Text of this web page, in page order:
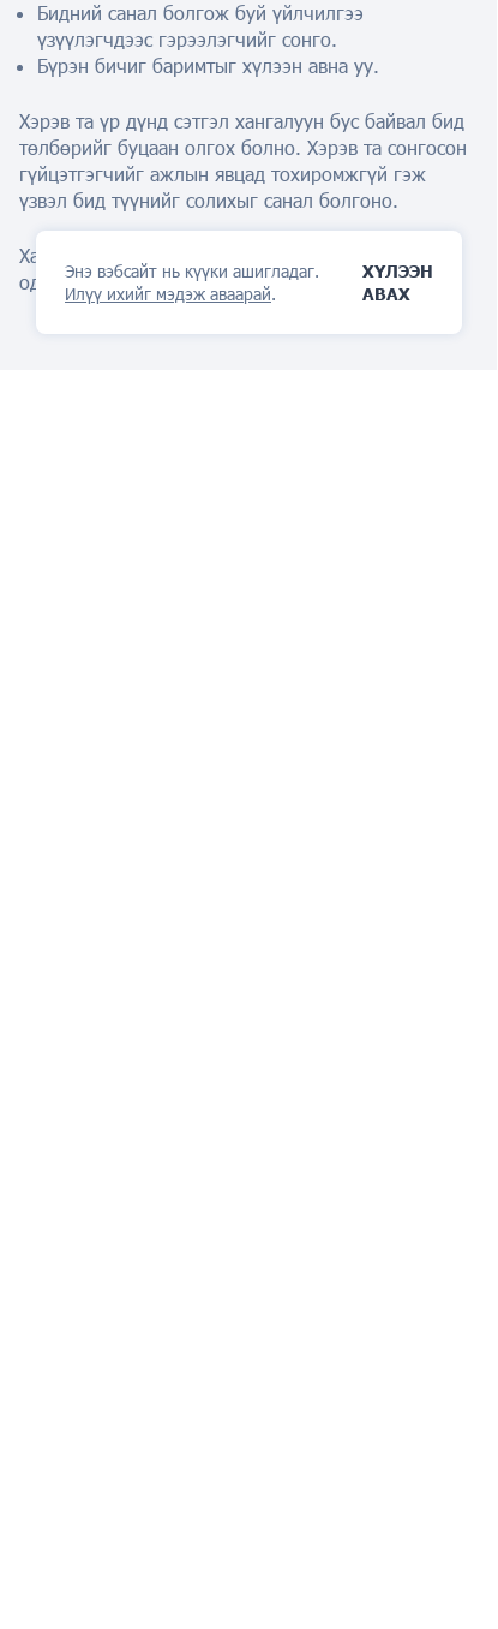
Энэ вэбсайт нь күүки ашигладаг.
Илүү ихийг мэдэж аваарай.
ХҮЛЭЭН
АВАХ
Бидний санал болгож буй үйлчилгээ
үзүүлэгчдээс гэрээлэгчийг сонго.
Бүрэн бичиг баримтыг хүлээн авна уу.
Хэрэв та үр дүнд сэтгэл хангалуун бус байвал бид
төлбөрийг буцаан олгох болно. Хэрэв та сонгосон
гүйцэтгэгчийг ажлын явцад тохиромжгүй гэж
үзвэл бид түүнийг солихыг санал болгоно.
Хамгаалалтаа манайхаас эхлүүлээрэй
одоо!